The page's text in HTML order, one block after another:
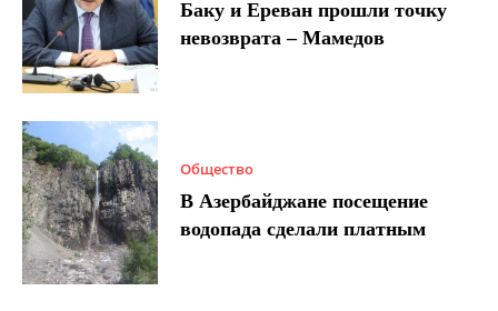
Баку и Ереван прошли точку
невозврата – Мамедов
Общество
В Азербайджане посещение
водопада сделали платным